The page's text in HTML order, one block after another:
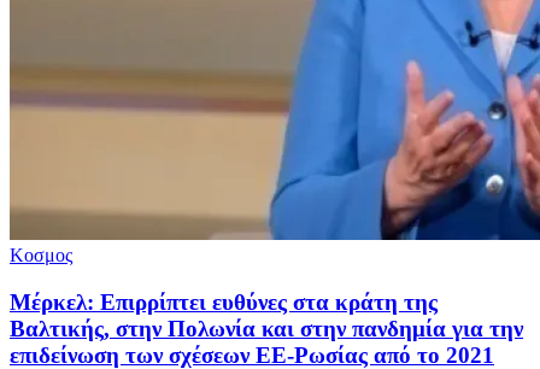
Κοσμος
Μέρκελ: Επιρρίπτει ευθύνες στα κράτη της
Βαλτικής, στην Πολωνία και στην πανδημία για την
επιδείνωση των σχέσεων ΕΕ-Ρωσίας από το 2021